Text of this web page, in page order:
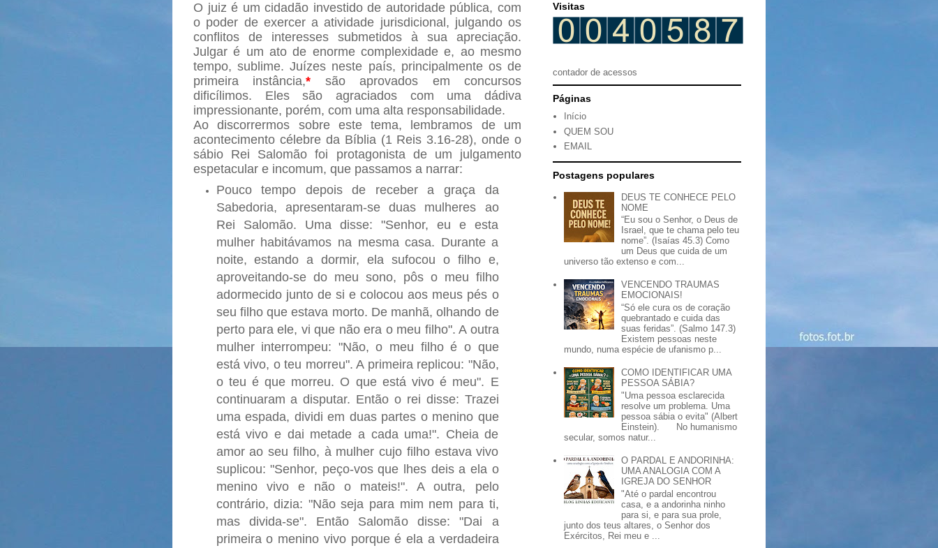
O juiz é um cidadão investido de autoridade pública, com
o poder de exercer a atividade jurisdicional, julgando os
conflitos de interesses submetidos à sua apreciação.
Julgar é um ato de enorme complexidade e, ao mesmo
tempo, sublime. Juízes neste país, principalmente os de
primeira instância,* são aprovados em concursos
dificílimos. Eles são agraciados com uma dádiva
impressionante, porém, com uma alta responsabilidade.
Ao discorrermos sobre este tema, lembramos de um
acontecimento célebre da Bíblia (1 Reis 3.16-28), onde o
sábio Rei Salomão foi protagonista de um julgamento
espetacular e incomum, que passamos a narrar:
Pouco tempo depois de receber a graça da
Sabedoria, apresentaram-se duas mulheres ao
Rei Salomão. Uma disse: "Senhor, eu e esta
mulher habitávamos na mesma casa. Durante a
noite, estando a dormir, ela sufocou o filho e,
aproveitando-se do meu sono, pôs o meu filho
adormecido junto de si e colocou aos meus pés o
seu filho que estava morto. De manhã, olhando de
perto para ele, vi que não era o meu filho". A outra
mulher interrompeu: "Não, o meu filho é o que
está vivo, o teu morreu". A primeira replicou: "Não,
o teu é que morreu. O que está vivo é meu". E
continuaram a disputar. Então o rei disse: Trazei
uma espada, dividi em duas partes o menino que
está vivo e dai metade a cada uma!". Cheia de
amor ao seu filho, à mulher cujo filho estava vivo
suplicou: "Senhor, peço-vos que lhes deis a ela o
menino vivo e não o mateis!". A outra, pelo
contrário, dizia: "Não seja para mim nem para ti,
mas divida-se". Então Salomão disse: "Dai a
primeira o menino vivo porque é ela a verdadeira
Visitas
contador de acessos
Páginas
Início
QUEM SOU
EMAIL
Postagens populares
DEUS TE CONHECE PELO
NOME
“Eu sou o Senhor, o Deus de
Israel, que te chama pelo teu
nome”. (Isaías 45.3) Como
um Deus que cuida de um
universo tão extenso e com...
VENCENDO TRAUMAS
EMOCIONAIS!
“Só ele cura os de coração
quebrantado e cuida das
suas feridas”. (Salmo 147.3)
Existem pessoas neste
mundo, numa espécie de ufanismo p...
COMO IDENTIFICAR UMA
PESSOA SÁBIA?
"Uma pessoa esclarecida
resolve um problema. Uma
pessoa sábia o evita" (Albert
Einstein). No humanismo
secular, somos natur...
O PARDAL E ANDORINHA:
UMA ANALOGIA COM A
IGREJA DO SENHOR
"Até o pardal encontrou
casa, e a andorinha ninho
para si, e para sua prole,
junto dos teus altares, o Senhor dos
Exércitos, Rei meu e ...